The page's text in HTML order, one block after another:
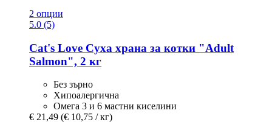
2 опции
5.0 (5)
Cat's Love Суха храна за котки "Adult
Salmon", 2 кг
Без зърно
Хипоалергична
Омега 3 и 6 мастни киселини
€ 21,49 (€ 10,75 / кг)